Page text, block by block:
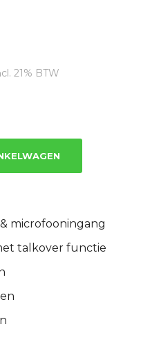
21% BTW
microfooningang
talkover functie